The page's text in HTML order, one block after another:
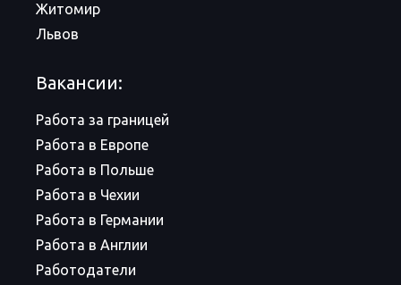
Житомир
Львов
Вакансии:
Работа за границей
Работа в Европе
Работа в Польше
Работа в Чехии
Работа в Германии
Работа в Англии
Работодатели